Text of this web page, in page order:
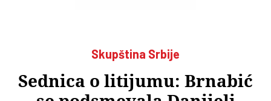
Skupština Srbije
Sednica o litijumu: Brnabić